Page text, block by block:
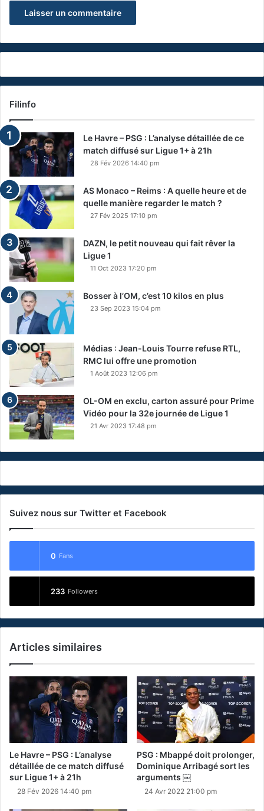
Filinfo
Le Havre – PSG : L’analyse détaillée de ce
match diffusé sur Ligue 1+ à 21h
28 Fév 2026 14:40 pm
AS Monaco – Reims : A quelle heure et de
quelle manière regarder le match ?
27 Fév 2025 17:10 pm
DAZN, le petit nouveau qui fait rêver la
Ligue 1
11 Oct 2023 17:20 pm
Bosser à l’OM, c’est 10 kilos en plus
23 Sep 2023 15:04 pm
Médias : Jean-Louis Tourre refuse RTL,
RMC lui offre une promotion
1 Août 2023 12:06 pm
OL-OM en exclu, carton assuré pour Prime
Vidéo pour la 32e journée de Ligue 1
21 Avr 2023 17:48 pm
Suivez nous sur Twitter et Facebook
0 Fans
233 Followers
Articles similaires
Le Havre – PSG : L’analyse
détaillée de ce match diffusé
sur Ligue 1+ à 21h
28 Fév 2026 14:40 pm
PSG : Mbappé doit prolonger,
Dominique Arribagé sort les
arguments ￼
24 Avr 2022 21:00 pm